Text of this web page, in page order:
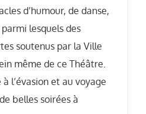
d’humour, de danse,
lesquels des
soutenus par la Ville
même de ce Théâtre.
l’évasion et au voyage
belles soirées à